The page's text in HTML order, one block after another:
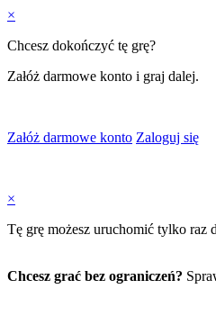
×
Chcesz dokończyć tę grę?
Załóż darmowe konto i graj dalej.
Załóż darmowe konto Zaloguj się
×
Tę grę możesz uruchomić tylko raz
Chcesz grać bez ograniczeń?